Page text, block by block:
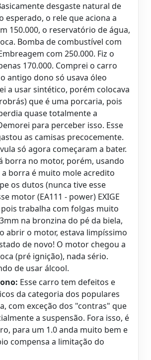
desgaste natural de
esperado, o rele que aciona a
150.000, o reservatório de água,
Bomba de combustível com
com 250.000. Fiz o
170.000. Comprei o carro
antigo dono só usava óleo
a usar sintético, porém colocava
que é uma porcaria, pois
quase totalmente a
para perceber isso. Esse
as camisas precocemente.
só agora começaram a bater.
borra no motor, porém, usando
borra é muito mole acredito
os dutos (nunca tive esse
motor (EA111 - power) EXIGE
trabalha com folgas muito
na bronzina do pé da biela,
abrir o motor, estava limpíssimo
de novo! O motor chegou a
(pré ignição), nada sério.
de usar álcool.
Esse carro tem defeitos e
da categoria dos populares
com exceção dos "contras" que
a suspensão. Fora isso, é
para um 1.0 anda muito bem e
compensa a limitação do